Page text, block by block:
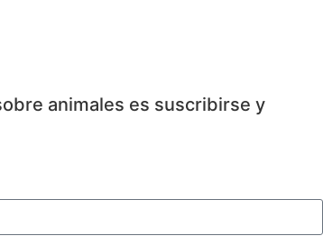
animales es suscribirse y